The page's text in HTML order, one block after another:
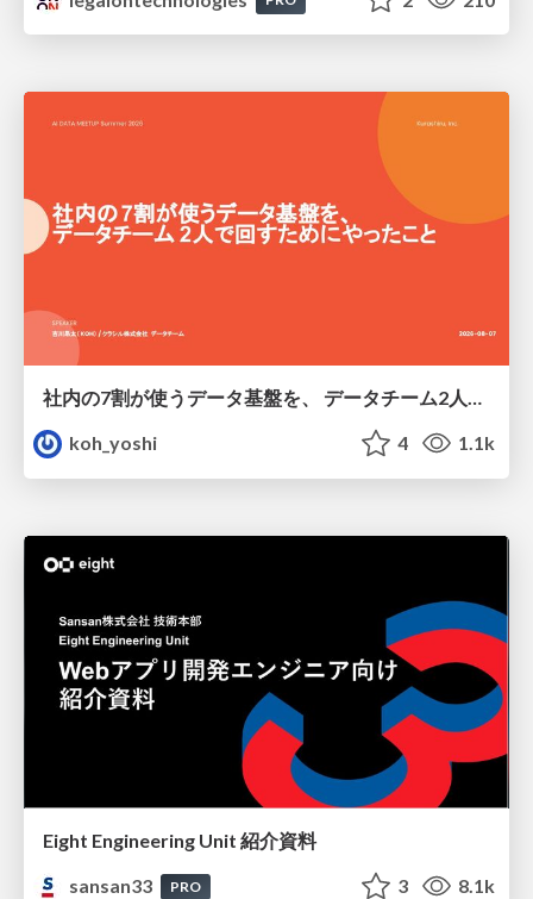
社内の7割が使うデータ基盤を、 データチーム2人で回すためにやったこと
koh_yoshi
4 1.1k
Eight Engineering Unit 紹介資料
sansan33
PRO 3 8.1k